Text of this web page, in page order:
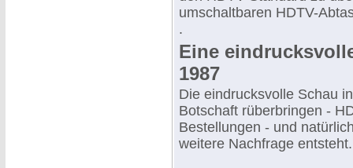
umschaltbaren HDTV-
.
Eine
1987
Die eindrucksvolle Schau
Botschaft rüberbringen -
Bestellungen - und
weitere Nachfrage entsteht.